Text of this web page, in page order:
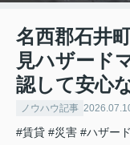
名西郡石井
見ハザード
認して安心
ノウハウ記事
#賃貸 #災害 #ハザー